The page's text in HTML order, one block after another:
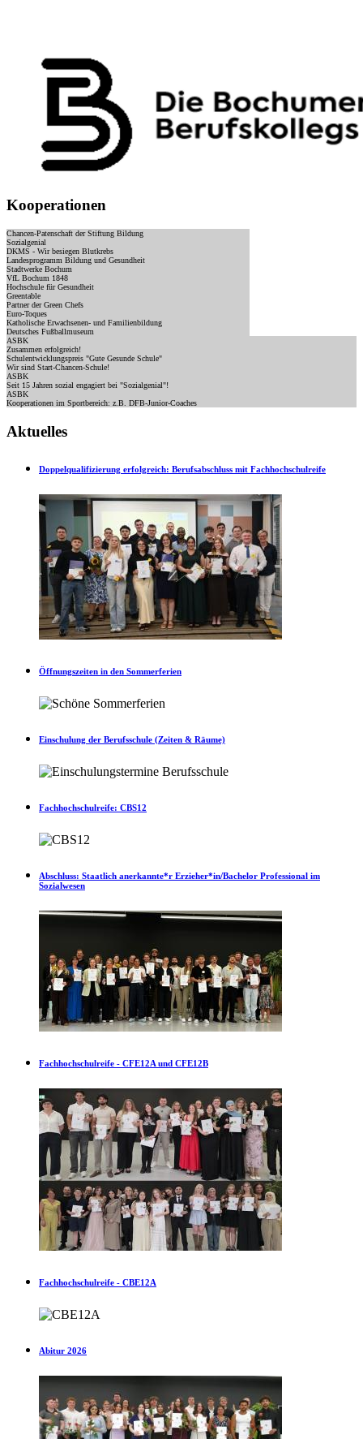
Kooperationen
Chancen-Patenschaft der Stiftung Bildung
Sozialgenial
DKMS - Wir besiegen Blutkrebs
Landesprogramm Bildung und Gesundheit
Stadtwerke Bochum
VfL Bochum 1848
Hochschule für Gesundheit
Greentable
Partner der Green Chefs
Euro-Toques
Katholische Erwachsenen- und Familienbildung
Deutsches Fußballmuseum
ASBK
Zusammen erfolgreich!
Schulentwicklungspreis "Gute Gesunde Schule"
Wir sind Start-Chancen-Schule!
ASBK
Seit 15 Jahren sozial engagiert bei "Sozialgenial"!
ASBK
Kooperationen im Sportbereich: z.B. DFB-Junior-Coaches
Aktuelles
Doppelqualifizierung erfolgreich: Berufsabschluss mit Fachhochschulreife
Öffnungszeiten in den Sommerferien
Einschulung der Berufsschule (Zeiten & Räume)
Fachhochschulreife: CBS12
Abschluss: Staatlich anerkannte*r Erzieher*in/Bachelor Professional im
Sozialwesen
Fachhochschulreife - CFE12A und CFE12B
Fachhochschulreife - CBE12A
Abitur 2026